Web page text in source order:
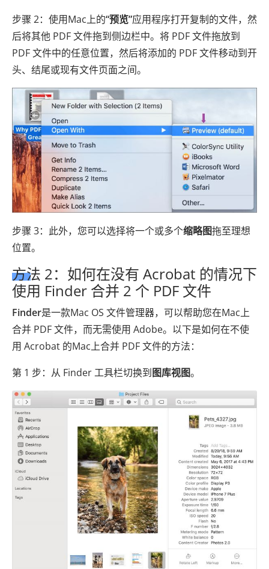
步骤 2：使用Mac上的“预览”应用程序打开复制的文件，然
后将其他 PDF 文件拖到侧边栏中。将 PDF 文件拖放到
PDF 文件中的任意位置，然后将添加的 PDF 文件移动到开
头、结尾或现有文件页面之间。
步骤 3：此外，您可以选择将一个或多个缩略图拖至理想
位置。
方法 2：如何在没有 Acrobat 的情况下
使用 Finder 合并 2 个 PDF 文件
Finder是一款Mac OS 文件管理器，可以帮助您在Mac上
合并 PDF 文件，而无需使用 Adob​​e。以下是如何在不使
用 Acrobat 的Mac上合并 PDF 文件的方法：
第 1 步：从 Finder 工具栏切换到图库视图。